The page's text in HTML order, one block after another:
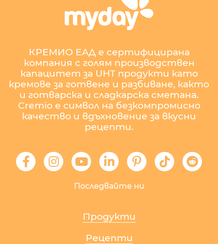
КРЕМИО ЕАД е сертифицирана
компания с голям производствен
капацитет за UHT продукти като
кремове за готвене и разбиване, както
и готварска и сладкарска сметана.
Cremio е символ на безкомпромисно
качество и вдъхновение за вкусни
рецепти.
Последвайте ни
Продукти
Рецепти